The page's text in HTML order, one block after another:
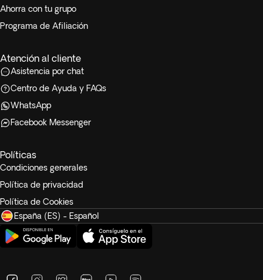
Ahorra con tu grupo
Programa de Afiliación
Atención al cliente
Asistencia por chat
Centro de Ayuda y FAQs
WhatsApp
Facebook Messenger
Políticas
Condiciones generales
Política de privacidad
Política de Cookies
España (ES) - Español